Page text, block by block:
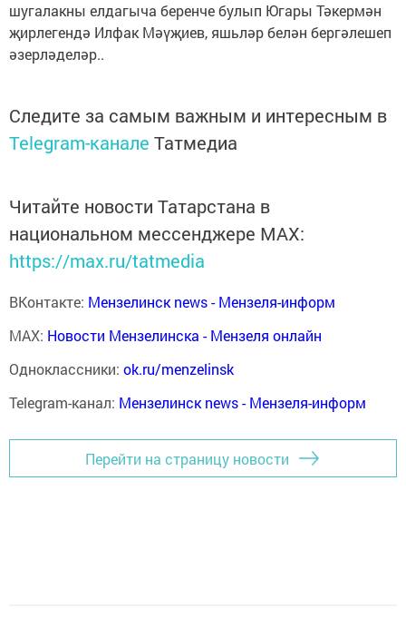
шугалакны елдагыча беренче булып Югары Тәкермән
җирлегендә Илфак Мәүҗиев, яшьләр белән бергәлешеп
әзерләделәр..
Следите за самым важным и интересным в
Telegram-канале Татмедиа
Читайте новости Татарстана в
национальном мессенджере MАХ:
https://max.ru/tatmedia
ВКонтакте: Мензелинск news - Мензеля-информ
MAX: Новости Мензелинска - Мензеля онлайн
Одноклассники: ok.ru/menzelinsk
Telegram-канал: Мензелинск news - Мензеля-информ
Перейти на страницу новости